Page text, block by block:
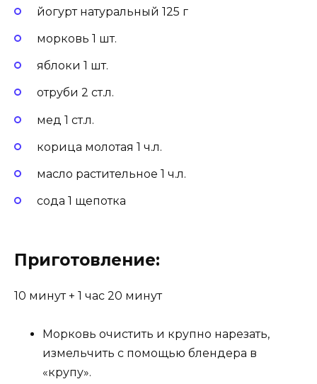
йогурт натуральный 125 г
морковь 1 шт.
яблоки 1 шт.
отруби 2 ст.л.
мед 1 ст.л.
корица молотая 1 ч.л.
масло растительное 1 ч.л.
сода 1 щепотка
Приготовление:
10 минут + 1 час 20 минут
Морковь очистить и крупно нарезать,
измельчить с помощью блендера в
«крупу».